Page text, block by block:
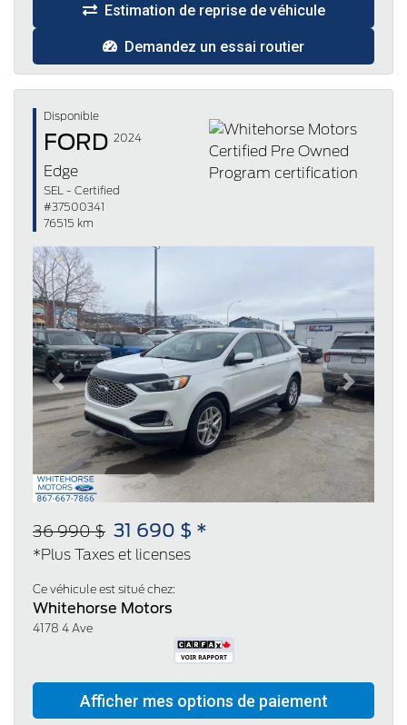
Estimation de reprise de véhicule
Demandez un essai routier
Disponible
FORD 2024
Edge
SEL - Certified
#37500341
76515 km
Previous Next
36 990 $ 31 690 $ *
*Plus Taxes et licenses
Ce véhicule est situé chez:
Whitehorse Motors
4178 4 Ave